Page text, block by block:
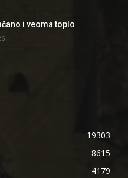
i veoma toplo
19303
8615
4179